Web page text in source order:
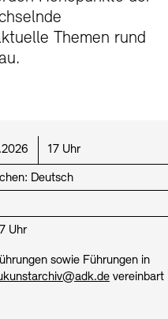
Barrierefreiheit
Musik
Themen rund
Uhrzeit:
17 Uhr
Deutsch
Uhr
sowie Führungen in
vereinbart